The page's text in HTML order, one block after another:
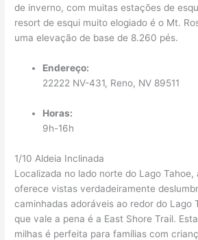
de inverno, com muitas estações de
resort de esqui muito elogiado é o Mt.
uma elevação de base de 8.260 pés.
Endereço:
22222 NV-431, Reno, NV 89511
Horas:
9h-16h
1/10 Aldeia Inclinada
Localizada no lado norte do Lago Tahoe,
oferece vistas verdadeiramente
caminhadas adoráveis ​​ao redor do Lago
que vale a pena é a East Shore Trail.
milhas é perfeita para famílias com